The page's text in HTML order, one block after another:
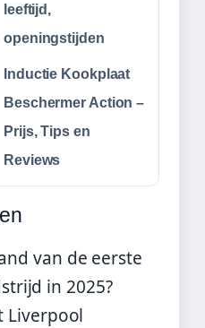
leeftijd,
openingstijden
Inductie Kookplaat
Beschermer Action –
Prijs, Tips en
Reviews
van de eerste
in 2025?
Liverpool